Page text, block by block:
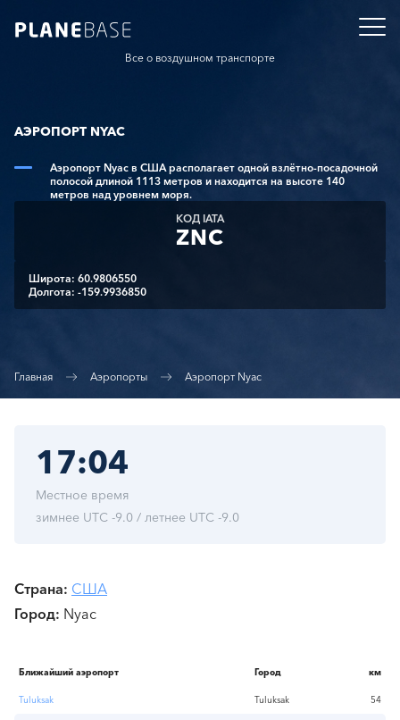
Все о воздушном транспорте
АЭРОПОРТ NYAC
Аэропорт Nyac в США располагает одной взлётно-посадочной
полосой длиной 1113 метров и находится на высоте 140
метров над уровнем моря.
КОД IATA
ZNC
Широта: 60.9806550
Долгота: -159.9936850
Главная Аэропорты Аэропорт Nyac
17:04
Местное время
зимнее UTC -9.0 / летнее UTC -9.0
Страна США
Город Nyac
Ближайший аэропорт Город км
Tuluksak Tuluksak 54